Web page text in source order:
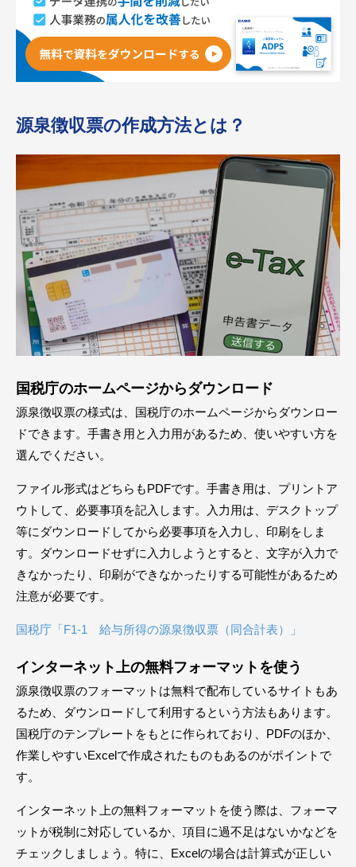
源泉徴収票の作成方法とは？
国税庁のホームページからダウンロード
源泉徴収票の様式は、国税庁のホームページからダウンロー
ドできます。手書き用と入力用があるため、使いやすい方を
選んでください。
ファイル形式はどちらもPDFです。手書き用は、プリントア
ウトして、必要事項を記入します。入力用は、デスクトップ
等にダウンロードしてから必要事項を入力し、印刷をしま
す。ダウンロードせずに入力しようとすると、文字が入力で
きなかったり、印刷ができなかったりする可能性があるため
注意が必要です。
国税庁「F1-1 給与所得の源泉徴収票（同合計表）」
インターネット上の無料フォーマットを使う
源泉徴収票のフォーマットは無料で配布しているサイトもあ
るため、ダウンロードして利用するという方法もあります。
国税庁のテンプレートをもとに作られており、PDFのほか、
作業しやすいExcelで作成されたものもあるのがポイントで
す。
インターネット上の無料フォーマットを使う際は、フォーマ
ットが税制に対応しているか、項目に過不足はないかなどを
チェックしましょう。特に、Excelの場合は計算式が正しい